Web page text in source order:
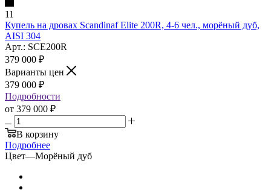
11
Купель на дровах Scandinaf Elite 200R, 4-6 чел., морёный дуб,
AISI 304
Арт.: SCE200R
379 000 ₽
Варианты цен
379 000 ₽
Подробности
от 379 000 ₽
В корзину
Подробнее
Цвет—Морёный дуб